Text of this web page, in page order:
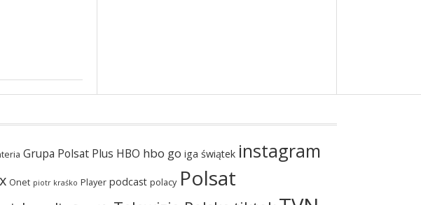
Grupa Polsat Plus HBO hbo go iga świątek instagram
Onet piotr kraśko Player podcast polacy Polsat